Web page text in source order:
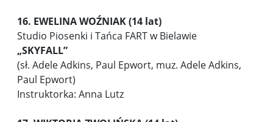
16. EWELINA WOŹNIAK (14 lat)
Studio Piosenki i Tańca FART w Bielawie
„SKYFALL”
(sł. Adele Adkins, Paul Epwort, muz. Adele Adkins,
Paul Epwort)
Instruktorka: Anna Lutz